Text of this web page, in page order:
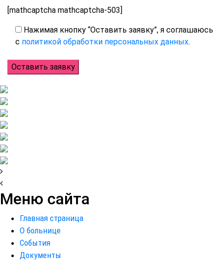
[mathcaptcha mathcaptcha-503]
Нажимая кнопку “Оставить заявку”, я соглашаюсь
с политикой обработки персональных данных.
Меню сайта
Главная страница
О больнице
События
Документы